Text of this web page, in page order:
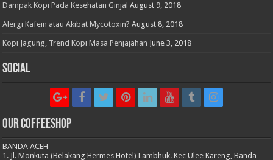
Dampak Kopi Pada Kesehatan Ginjal August 9, 2018
Alergi Kafein atau Akibat Mycotoxin? August 8, 2018
Kopi Jagung, Trend Kopi Masa Penjajahan June 3, 2018
Social
Our CoffeeShop
BANDA ACEH
1. Jl. Monkuta (Belakang Hermes Hotel) Lambhuk. Kec Ulee Kareng, Banda